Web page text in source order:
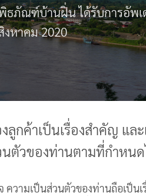
ธภัณฑ์บ้านฝิ่น ได้รับการอัพเ
หาคม 2020
ลูกค้าเป็นเรื่องสำคัญ แล
ตัวของท่านตามที่กำหน
วามเป็นส่วนตัวของท่านถือเป็น